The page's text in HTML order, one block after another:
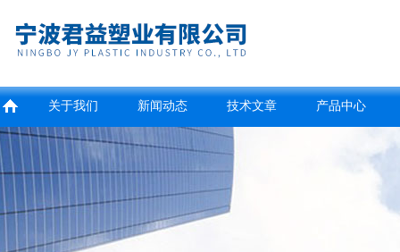
关于我们 新闻动态 技术文章 产品中心